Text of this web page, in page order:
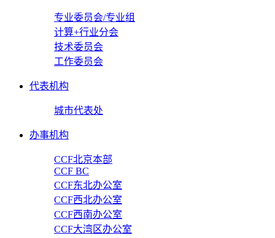
专业委员会/专业组
计算+行业分会
技术委员会
工作委员会
代表机构
城市代表处
办事机构
CCF北京本部
CCF BC
CCF东北办公室
CCF西北办公室
CCF西南办公室
CCF大湾区办公室